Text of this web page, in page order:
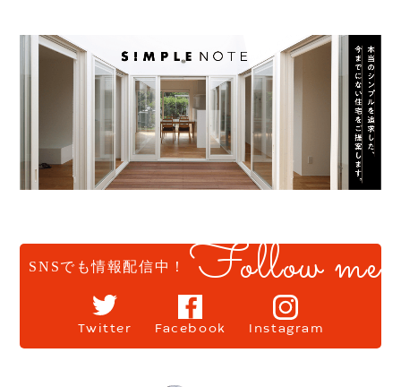
SNSでも情報配信中！ Follow me
Twitter Facebook Instagram